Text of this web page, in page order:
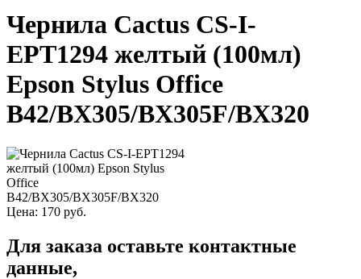
Чернила Cactus CS-I-
EPT1294 желтый (100мл)
Epson Stylus Office
B42/BX305/BX305F/BX320
Цена: 170 руб.
Для заказа оставьте контактные
данные,